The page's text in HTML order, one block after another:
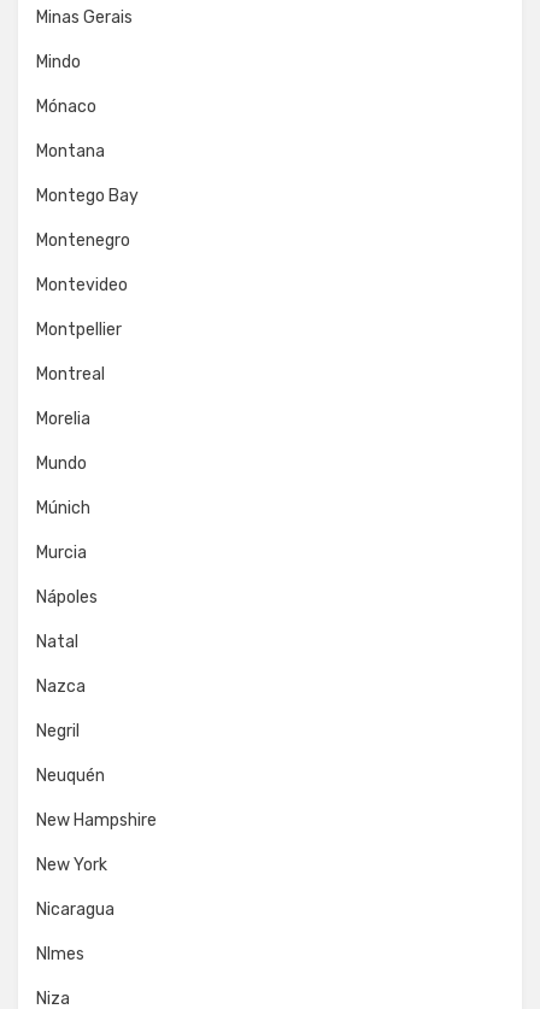
Minas Gerais
Mindo
Mónaco
Montana
Montego Bay
Montenegro
Montevideo
Montpellier
Montreal
Morelia
Mundo
Múnich
Murcia
Nápoles
Natal
Nazca
Negril
Neuquén
New Hampshire
New York
Nicaragua
NImes
Niza